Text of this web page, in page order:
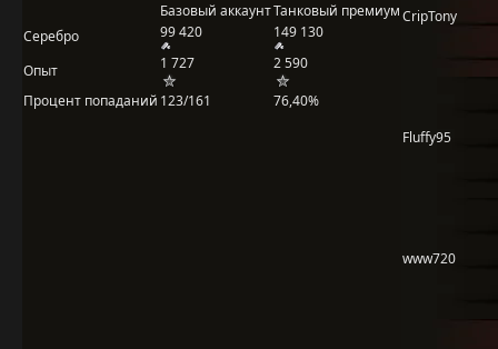
Базовый аккаунтТанковый премиум
Серебро
99 420 149 130
Опыт 1 727
2 590
Процент попаданий 123/161 76,40%
CripTony
Fluffy95
www720